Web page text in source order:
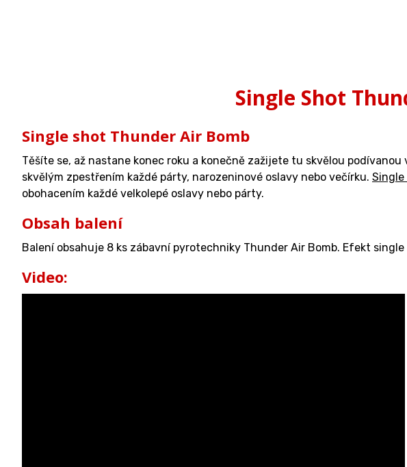
Single Shot
Single shot Thunder Air Bomb
Těšíte se, až nastane konec roku a konečně zažijete tu skvělou
skvělým zpestřením každé párty, narozeninové oslavy nebo večírku.
obohacením každé velkolepé oslavy nebo párty.
Obsah balení
Balení obsahuje 8 ks zábavní pyrotechniky Thunder Air Bomb. Efekt
Video: